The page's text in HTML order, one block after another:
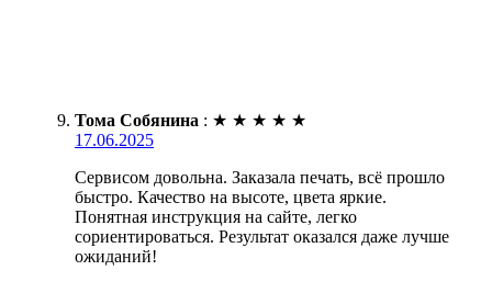
Тома Собянина : ★ ★ ★ ★ ★
17.06.2025
Сервисом довольна. Заказала печать, всё прошло
быстро. Качество на высоте, цвета яркие.
Понятная инструкция на сайте, легко
сориентироваться. Результат оказался даже лучше
ожиданий!